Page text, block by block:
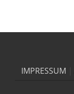
IMPRESSUM